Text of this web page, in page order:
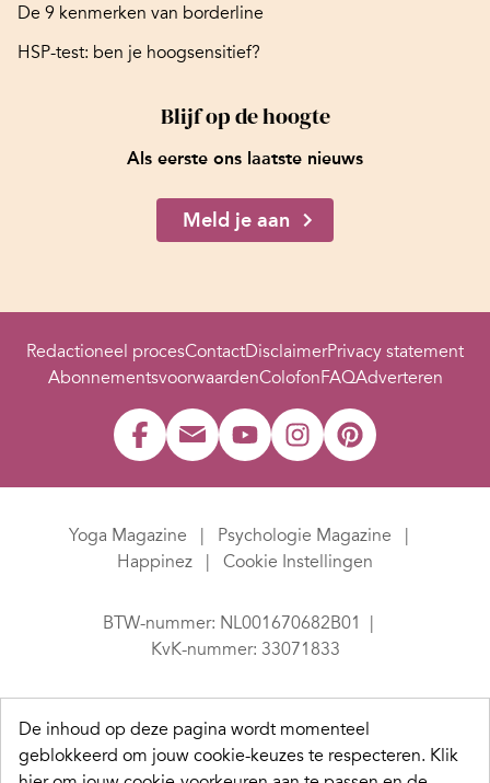
De 9 kenmerken van borderline
HSP-test: ben je hoogsensitief?
Blijf op de hoogte
Als eerste ons laatste nieuws
Meld je aan
Redactioneel procesContactDisclaimerPrivacy statement
AbonnementsvoorwaardenColofonFAQAdverteren
Yoga Magazine
Psychologie Magazine
Happinez
Cookie Instellingen
BTW-nummer: NL001670682B01
KvK-nummer: 33071833
De inhoud op deze pagina wordt momenteel
geblokkeerd om jouw cookie-keuzes te respecteren. Klik